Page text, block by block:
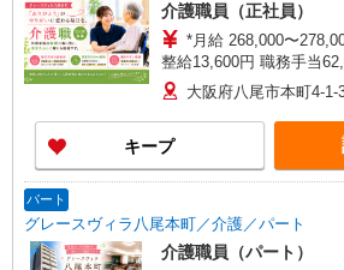
介護職員（正社員）
*月給 268,000〜
整給13,600円 職務手当
夜勤手当5,000円／回（
当20,000円〜／月※ 資格
祉士資格保有の方） *試用期間中の月給 228,000〜
238,000円 ※試用期間3ヶ月経過後から支給 夜勤
手当5,000円／回（月4回
大阪府八尾市本町4-1-
キープ
パート
グレースヴィラ八尾本町／介護／パート
介護職員（パート）